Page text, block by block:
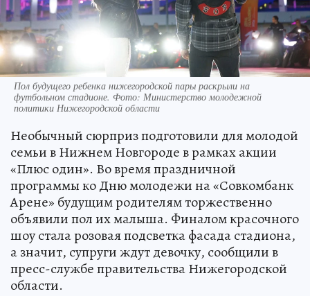
Пол будущего ребенка нижегородской пары раскрыли на
футбольном стадионе. Фото: Министерство молодежной
политики Нижегородской области
Необычный сюрприз подготовили для молодой
семьи в Нижнем Новгороде в рамках акции
«Плюс один». Во время праздничной
программы ко Дню молодежи на «Совкомбанк
Арене» будущим родителям торжественно
объявили пол их малыша. Финалом красочного
шоу стала розовая подсветка фасада стадиона,
а значит, супруги ждут девочку, сообщили в
пресс-службе правительства Нижегородской
области.